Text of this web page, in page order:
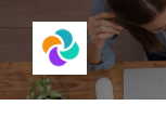
content
navigation
footer